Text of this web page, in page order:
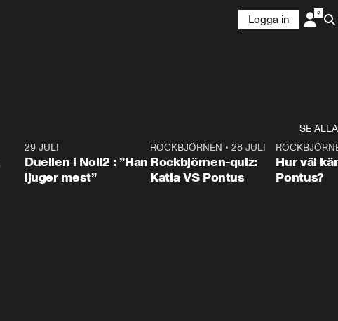
Logga in
SE ALLA
29 JULI
Duellen i Noll2 : ”Han
ljuger mest”
0:15
ROCKBJÖRNEN •28 JULI
Rockbjörnen-quiz:
Katia VS Pontus
Hur väl
Pontus?